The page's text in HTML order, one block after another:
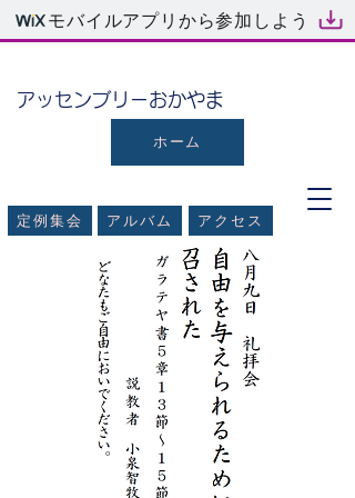
モバイルアプリから参加しよう
定例集会 アクセス
​アッセンブリーおかやま
アルバム
ホーム